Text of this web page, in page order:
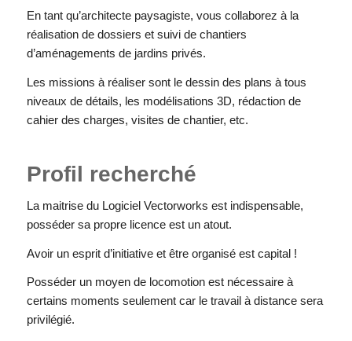
En tant qu’architecte paysagiste, vous collaborez à la
réalisation de dossiers et suivi de chantiers
d’aménagements de jardins privés.
Les missions à réaliser sont le dessin des plans à tous
niveaux de détails, les modélisations 3D, rédaction de
cahier des charges, visites de chantier, etc.
Profil recherché
La maitrise du Logiciel Vectorworks est indispensable,
posséder sa propre licence est un atout.
Avoir un esprit d’initiative et être organisé est capital !
Posséder un moyen de locomotion est nécessaire à
certains moments seulement car le travail à distance sera
privilégié.